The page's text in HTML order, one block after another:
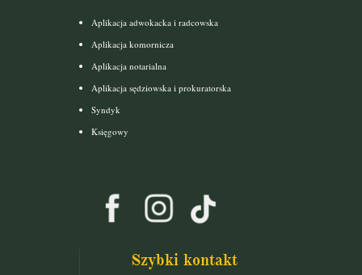
Aplikacja adwokacka i radcowska
Aplikacja komornicza
Aplikacja notarialna
Aplikacja sędziowska i prokuratorska
Syndyk
Księgowy
Szybki kontakt